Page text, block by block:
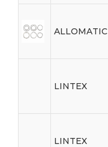
ALLOMATIC
LINTEX
LINTEX